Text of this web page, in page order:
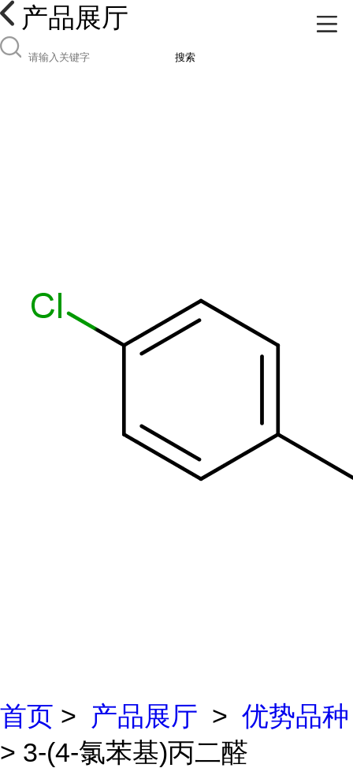
产品展厅
搜索
首页 > 产品展厅 > 优势品种
> 3-(4-氯苯基)丙二醛